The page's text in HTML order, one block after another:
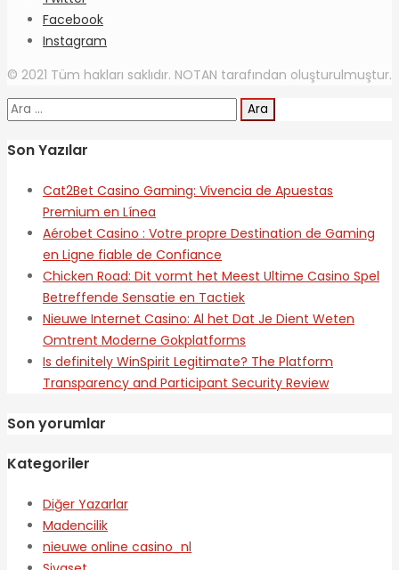
Facebook
Instagram
© 2021 Tüm hakları saklıdır. NOTAN tarafından oluşturulmuştur.
Arama:
Son Yazılar
Cat2Bet Casino Gaming: Vivencia de Apuestas
Premium en Línea
Aérobet Casino : Votre propre Destination de Gaming
en Ligne fiable de Confiance
Chicken Road: Dit vormt het Meest Ultime Casino Spel
Betreffende Sensatie en Tactiek
Nieuwe Internet Casino: Al het Dat Je Dient Weten
Omtrent Moderne Gokplatforms
Is definitely WinSpirit Legitimate? The Platform
Transparency and Participant Security Review
Son yorumlar
Kategoriler
Diğer Yazarlar
Madencilik
nieuwe online casino_nl